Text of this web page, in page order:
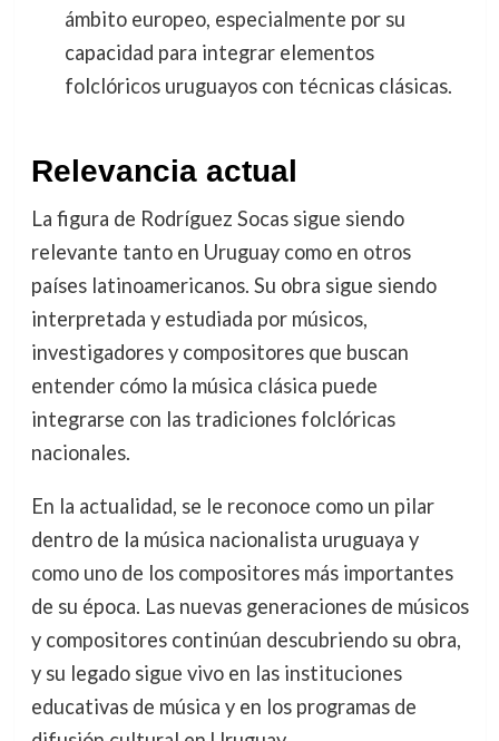
ámbito europeo, especialmente por su
capacidad para integrar elementos
folclóricos uruguayos con técnicas clásicas.
Relevancia actual
La figura de Rodríguez Socas sigue siendo
relevante tanto en Uruguay como en otros
países latinoamericanos. Su obra sigue siendo
interpretada y estudiada por músicos,
investigadores y compositores que buscan
entender cómo la música clásica puede
integrarse con las tradiciones folclóricas
nacionales.
En la actualidad, se le reconoce como un pilar
dentro de la música nacionalista uruguaya y
como uno de los compositores más importantes
de su época. Las nuevas generaciones de músicos
y compositores continúan descubriendo su obra,
y su legado sigue vivo en las instituciones
educativas de música y en los programas de